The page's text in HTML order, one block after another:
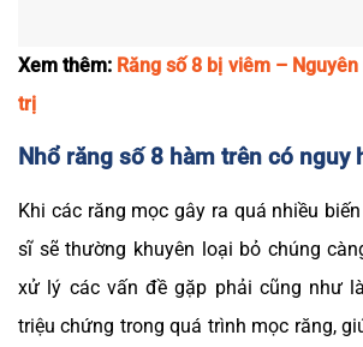
Xem thêm: Răng số 8 bị viêm –
trị
Nhổ răng số 8 hàm trên có nguy
Khi các răng mọc gây ra quá nhiều
sĩ sẽ thường khuyên loại bỏ chúng
xử lý các vấn đề gặp phải cũng như
triệu chứng trong quá trình mọc răng,